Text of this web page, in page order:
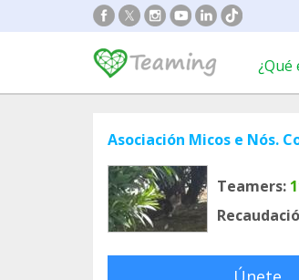
¿Qué
Asociación Micos e Nós.
Teamers: